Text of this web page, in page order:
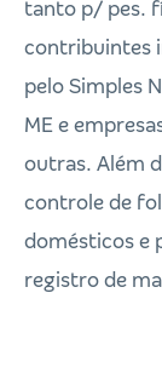
tanto p/ pes.
contribuintes
pelo Simples
ME e
outras. Além
controle de
domésticos e
registro de